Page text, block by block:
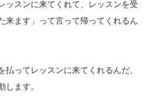
ッスンに来てくれて、レッスンを受
来ます」って言って帰ってくれるん
ってレッスンに来てくれるんだ、
します。